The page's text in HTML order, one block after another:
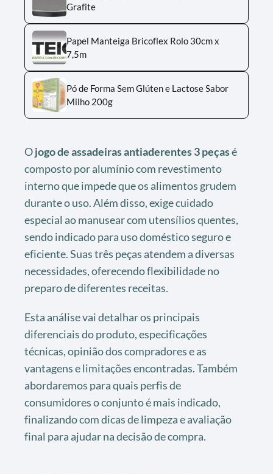
Grafite
Papel Manteiga Bricoflex Rolo 30cm x
7,5m
Pó de Forma Sem Glúten e Lactose Sabor
Milho 200g
Ojogo de assadeiras antiaderentes 3 peçasé
composto por alumínio com revestimento
interno que impede que os alimentos grudem
durante o uso. Além disso, exige cuidado
especial ao manusear com utensílios quentes,
sendo indicado para uso doméstico seguro e
eficiente. Suas três peças atendem a diversas
necessidades, oferecendo flexibilidade no
preparo de diferentes receitas.
Esta análise vai detalhar os principais
diferenciais do produto, especificações
técnicas, opinião dos compradores e as
vantagens e limitações encontradas. Também
abordaremos para quais perfis de
consumidores o conjunto é mais indicado,
finalizando com dicas de limpeza e avaliação
final para ajudar na decisão de compra.